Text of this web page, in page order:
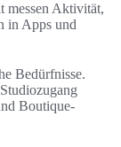
messen Aktivität,
in Apps und
Bedürfnisse.
Boutique-